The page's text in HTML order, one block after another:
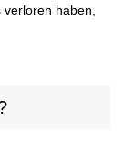
verloren haben,